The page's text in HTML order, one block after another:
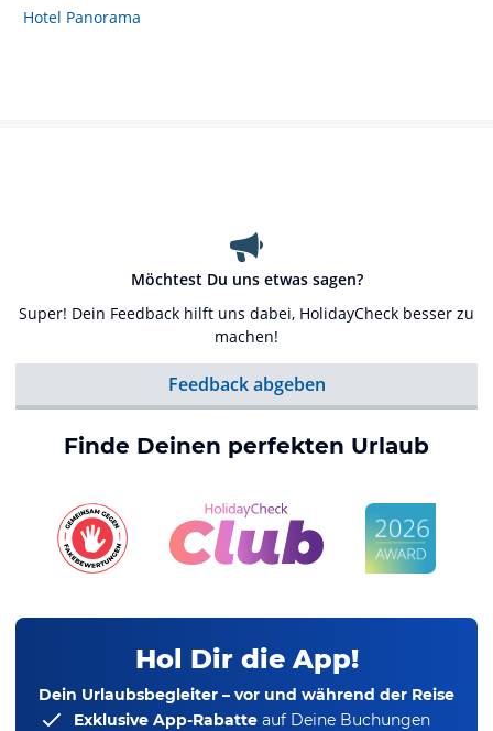
Hotel Panorama
Möchtest Du uns etwas sagen?
Super! Dein Feedback hilft uns dabei, HolidayCheck besser zu
machen!
Feedback abgeben
Finde Deinen perfekten Urlaub
Hol Dir die App!
Dein Urlaubsbegleiter – vor und während der Reise
Exklusive App-Rabatte auf Deine Buchungen